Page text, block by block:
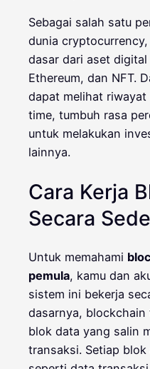
Sebagai salah satu
dunia
dasar dari aset
Ethereum, dan NFT.
dapat melihat
time, tumbuh rasa
untuk melakukan
lainnya.
Cara Kerja
Secara
Untuk memahami
pemula, kamu dan
sistem ini bekerja
dasarnya, blockchain
blok data yang salin
transaksi. Setiap